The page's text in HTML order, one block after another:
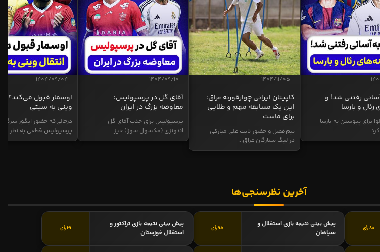
آسانی رفتنی شد! و
رئال و بارسا
برای پیوستن به بارسا
کرد...
1404/11/05
کاپیتان ایرانی چوارقورنه عراق:
این یک مسابقه مهم و طلایی
برای ماست
نیم‌فصل و حضور ثابت علی مبارکی
در لیگ ستارگان عراق...
1404/09/10
آقای گل در پرسپولیس؛
معاوضه بزرگ در ایران
پرسپولیس برای جذب آقای گل
اندونزی (مکسول سوزا) خیز...
1404/09/04
اوسمار قبول می‌کند؟
وینی به سیتی
درحالی‌که حضور ایگور
پرسپولیس قطعی به نظر...
آخرین نظرسنجی‌ها
80 رأی
پیش بینی نتیجه بازی استقلال و
سپاهان
95 رأی
پیش بینی نتیجه بازی تراکتور و
استقلال خوزستان
69 رأی